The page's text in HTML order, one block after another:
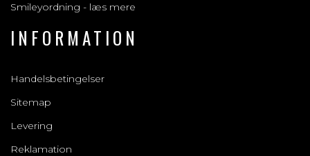
Smileyordning - læs mere
INFORMATION
Handelsbetingelser
Sitemap
Levering
Reklamation